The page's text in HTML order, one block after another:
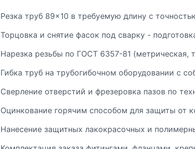
Резка труб 89×10 в требуемую длину с
Торцовка и снятие фасок под сварку -
Нарезка резьбы по ГОСТ 6357-81 (метрическая,
Гибка труб на трубогибочном оборудовании с
Сверление отверстий и фрезеровка пазов по
Оцинкование горячим способом для защиты от
Нанесение защитных лакокрасочных и